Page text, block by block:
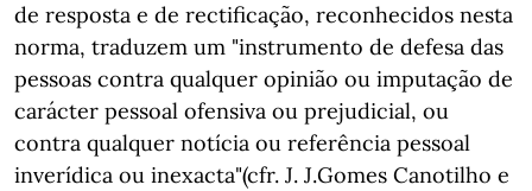
de resposta e de rectificação, reconhecidos nesta
norma, traduzem um "instrumento de defesa das
pessoas contra qualquer opinião ou imputação de
carácter pessoal ofensiva ou prejudicial, ou
contra qualquer notícia ou referência pessoal
inverídica ou inexacta"(cfr. J. J.Gomes Canotilho e